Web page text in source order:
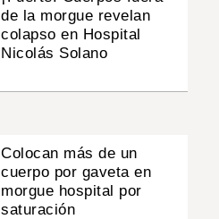
de la morgue revelan
colapso en Hospital
Nicolás Solano
Colocan más de un
cuerpo por gaveta en
morgue hospital por
saturación